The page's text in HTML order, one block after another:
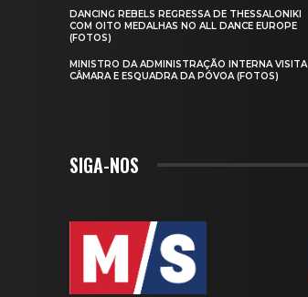
DANCING REBELS REGRESSA DE THESSALONIKI
COM OITO MEDALHAS NO ALL DANCE EUROPE
(FOTOS)
MINISTRO DA ADMINISTRAÇÃO INTERNA VISITA
CÂMARA E ESQUADRA DA PÓVOA (FOTOS)
SIGA-NOS